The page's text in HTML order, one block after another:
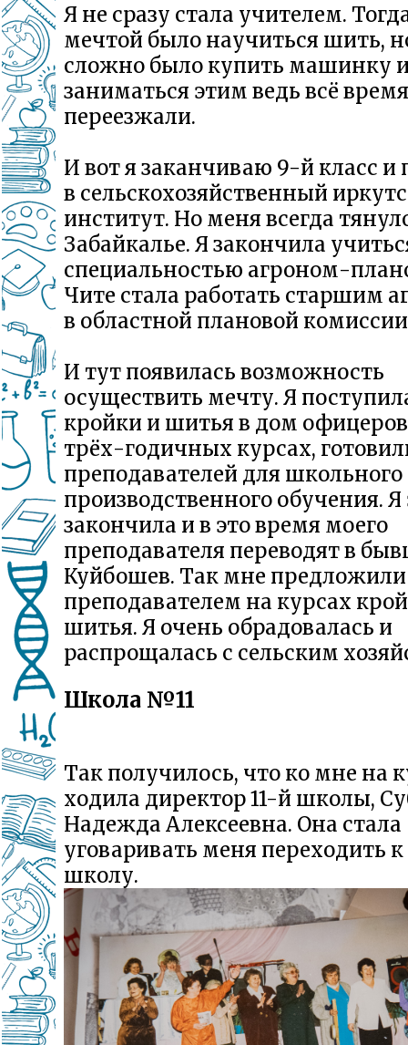
Я не сразу стала учителем.
мечтой было научиться шить,
сложно было купить машинку
заниматься этим ведь всё время
переезжали.
И вот я заканчиваю 9-й класс и
в сельскохозяйственный
институт. Но меня всегда
Забайкалье. Я закончила
специальностью агроном-
Чите стала работать старшим
в областной плановой
И тут появилась возможность
осуществить мечту. Я
кройки и шитья в дом
трёх-годичных курсах,
преподавателей для школьного
производственного обучения.
закончила и в это время моего
преподавателя переводят в
Куйбошев. Так мне предложили
преподавателем на курсах
шитья. Я очень обрадовалась и
распрощалась с сельским
Школа №11
Так получилось, что ко мне на
ходила директор 11-й школы,
Надежда Алексеевна. Она стала
уговаривать меня переходить
школу.